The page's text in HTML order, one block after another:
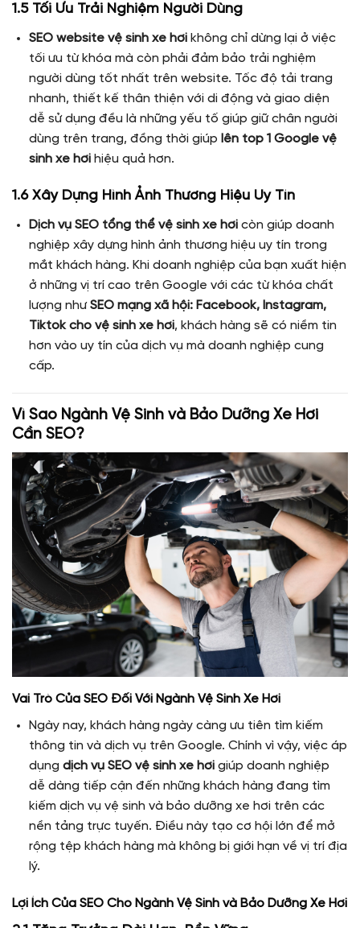
1.5 Tối Ưu Trải Nghiệm Người Dùng
SEO website vệ sinh xe hơikhông chỉ dừng lại ở việc
tối ưu từ khóa mà còn phải đảm bảo trải nghiệm
người dùng tốt nhất trên website. Tốc độ tải trang
nhanh, thiết kế thân thiện với di động và giao diện
dễ sử dụng đều là những yếu tố giúp giữ chân người
dùng trên trang, đồng thời giúp lên top 1 Google vệ
sinh xe hơihiệu quả hơn.
1.6 Xây Dựng Hình Ảnh Thương Hiệu Uy Tín
Dịch vụ SEO tổng thể vệ sinh xe hơicòn giúp doanh
nghiệp xây dựng hình ảnh thương hiệu uy tín trong
mắt khách hàng. Khi doanh nghiệp của bạn xuất hiện
ở những vị trí cao trên Google với các từ khóa chất
lượng nhưSEO mạng xã hội: Facebook, Instagram,
Tiktok cho vệ sinh xe hơi, khách hàng sẽ có niềm tin
hơn vào uy tín của dịch vụ mà doanh nghiệp cung
cấp.
Vì Sao Ngành Vệ Sinh và Bảo Dưỡng Xe Hơi
Cần SEO?
Vai Trò Của SEO Đối Với Ngành Vệ Sinh Xe Hơi
Ngày nay, khách hàng ngày càng ưu tiên tìm kiếm
thông tin và dịch vụ trên Google. Chính vì vậy, việc áp
dụng dịch vụ SEO vệ sinh xe hơigiúp doanh nghiệp
dễ dàng tiếp cận đến những khách hàng đang tìm
kiếm dịch vụ vệ sinh và bảo dưỡng xe hơi trên các
nền tảng trực tuyến. Điều này tạo cơ hội lớn để mở
rộng tệp khách hàng mà không bị giới hạn về vị trí địa
lý.
Lợi Ích Của SEO Cho Ngành Vệ Sinh và Bảo Dưỡng Xe Hơi